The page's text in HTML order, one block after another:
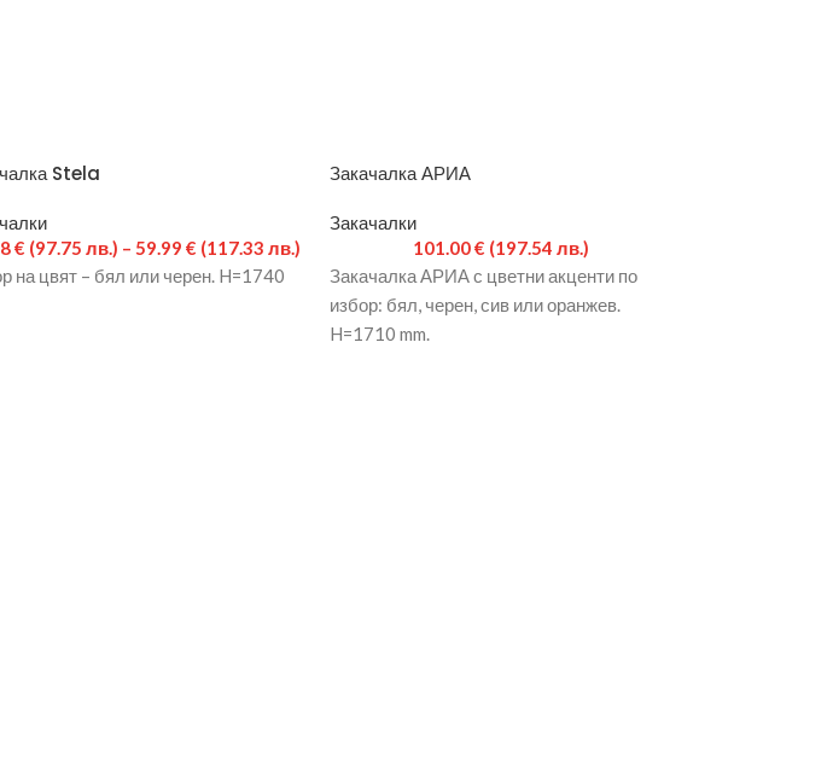
Stela
€ (97.75 лв.) – 59.99€ (117.33 лв.)
на цвят – бял или черен. H=1740
Закачалка АРИА
Закачалки
101.00€ (197.54 лв.)
Закачалка АРИА с цветни акценти по
избор: бял, черен, сив или оранжев.
H=1710 mm.